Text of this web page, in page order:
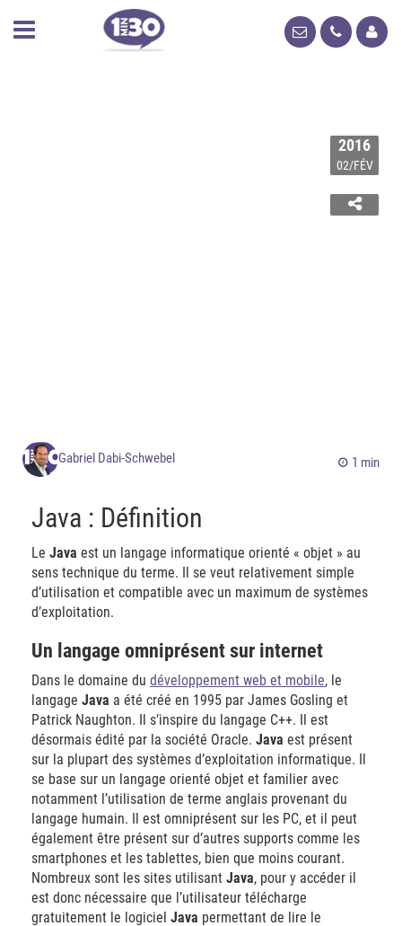
2016
02/FÉV
Gabriel Dabi-Schwebel 1 min
Java : Définition
Le Java est un langage informatique orienté « objet » au
sens technique du terme. Il se veut relativement simple
d’utilisation et compatible avec un maximum de systèmes
d’exploitation.
Un langage omniprésent sur internet
Dans le domaine du développement web et mobile, le
langage Java a été créé en 1995 par James Gosling et
Patrick Naughton. Il s’inspire du langage C++. Il est
désormais édité par la société Oracle. Java est présent
sur la plupart des systèmes d’exploitation informatique. Il
se base sur un langage orienté objet et familier avec
notamment l’utilisation de terme anglais provenant du
langage humain. Il est omniprésent sur les PC, et il peut
également être présent sur d’autres supports comme les
smartphones et les tablettes, bien que moins courant.
Nombreux sont les sites utilisant Java, pour y accéder il
est donc nécessaire que l’utilisateur télécharge
gratuitement le logiciel Java permettant de lire le